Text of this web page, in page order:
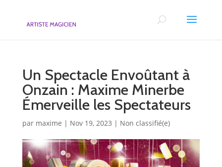
Un Spectacle Envoûtant à
Onzain : Maxime Minerbe
Émerveille les Spectateurs
par maxime | Nov 19, 2023 | Non classifié(e)